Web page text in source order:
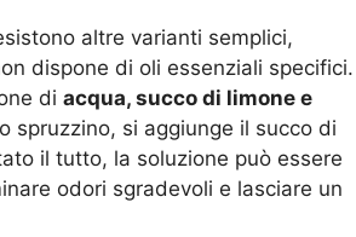
altre varianti semplici,
dispone di oli essenziali specifici.
di acqua, succo di limone e
spruzzino, si aggiunge il succo di
il tutto, la soluzione può essere
odori sgradevoli e lasciare un